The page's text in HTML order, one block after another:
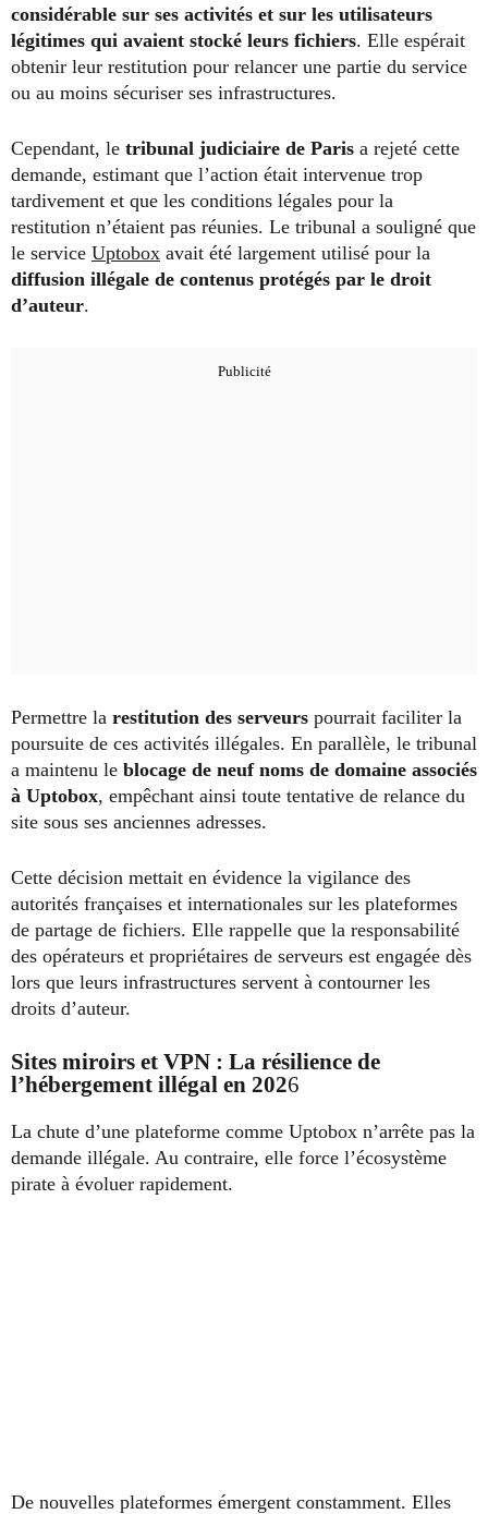
considérable sur ses activités et sur les utilisateurs
légitimes qui avaient stocké leurs fichiers. Elle espérait
obtenir leur restitution pour relancer une partie du service
ou au moins sécuriser ses infrastructures.
Cependant, le tribunal judiciaire de Paris a rejeté cette
demande, estimant que l’action était intervenue trop
tardivement et que les conditions légales pour la
restitution n’étaient pas réunies. Le tribunal a souligné que
le service Uptobox avait été largement utilisé pour la
diffusion illégale de contenus protégés par le droit
d’auteur.
Permettre la restitution des serveurs pourrait faciliter la
poursuite de ces activités illégales. En parallèle, le tribunal
a maintenu le blocage de neuf noms de domaine associés
à Uptobox, empêchant ainsi toute tentative de relance du
site sous ses anciennes adresses.
Cette décision mettait en évidence la vigilance des
autorités françaises et internationales sur les plateformes
de partage de fichiers. Elle rappelle que la responsabilité
des opérateurs et propriétaires de serveurs est engagée dès
lors que leurs infrastructures servent à contourner les
droits d’auteur.
Sites miroirs et VPN : La résilience de
l’hébergement illégal en 2026
La chute d’une plateforme comme Uptobox n’arrête pas la
demande illégale. Au contraire, elle force l’écosystème
pirate à évoluer rapidement.
De nouvelles plateformes émergent constamment. Elles